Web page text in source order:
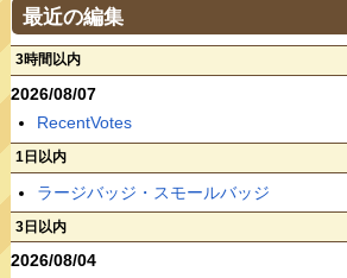
最近の編集
3時間以内
2026/08/07
RecentVotes
1日以内
ラージバッジ・スモールバッジ
3日以内
2026/08/04